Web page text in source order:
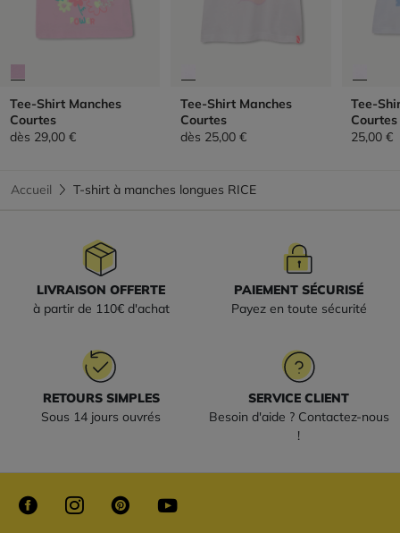
Tee-Shirt Manches
Courtes
dès 29,00 €
Tee-Shirt Manches
Courtes
dès 25,00 €
Tee-
Courtes
25,00 €
Accueil T-shirt à manches longues RICE
LIVRAISON OFFERTE
à partir de 110€ d'achat
PAIEMENT SÉCURISÉ
Payez en toute sécurité
RETOURS SIMPLES
Sous 14 jours ouvrés
SERVICE CLIENT
Besoin d'aide ? Contactez-nous
!